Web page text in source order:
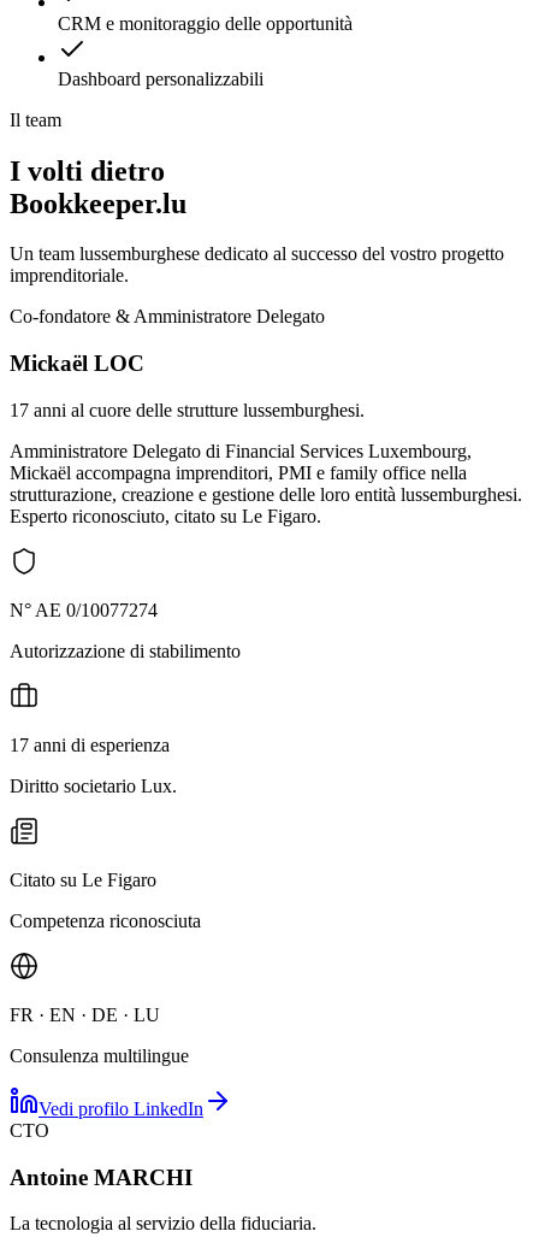
CRM e monitoraggio delle opportunità
Dashboard personalizzabili
Il team
I volti dietro
Bookkeeper.lu
Un team lussemburghese dedicato al successo del vostro progetto
imprenditoriale.
Co-fondatore & Amministratore Delegato
Mickaël LOC
17 anni al cuore delle strutture lussemburghesi.
Amministratore Delegato di Financial Services Luxembourg,
Mickaël accompagna imprenditori, PMI e family office nella
strutturazione, creazione e gestione delle loro entità lussemburghesi.
Esperto riconosciuto, citato su Le Figaro.
N° AE 0/10077274
Autorizzazione di stabilimento
17 anni di esperienza
Diritto societario Lux.
Citato su Le Figaro
Competenza riconosciuta
FR · EN · DE · LU
Consulenza multilingue
Vedi profilo LinkedIn
CTO
Antoine MARCHI
La tecnologia al servizio della fiduciaria.